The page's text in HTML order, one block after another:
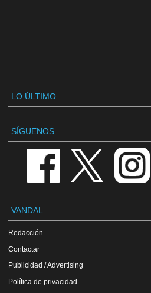
LO ÚLTIMO
SÍGUENOS
VANDAL
Redacción
Contactar
Publicidad / Advertising
Política de privacidad